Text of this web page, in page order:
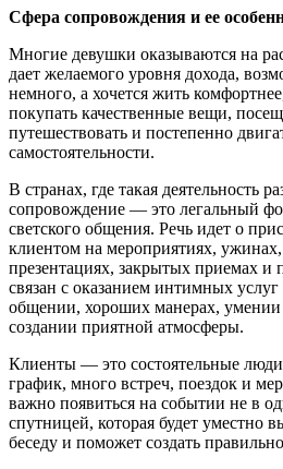
Сфера сопровождения и ее
Многие девушки оказываются на
дает желаемого уровня дохода,
немного, а хочется жить
покупать качественные вещи,
путешествовать и постепенно
самостоятельности.
В странах, где такая деятельность
сопровождение — это легальный
светского общения. Речь идет о
клиентом на мероприятиях,
презентациях, закрытых приемах и
связан с оказанием интимных услуг
общении, хороших манерах, умении
создании приятной атмосферы.
Клиенты — это состоятельные
график, много встреч, поездок и
важно появиться на событии не в
спутницей, которая будет уместно
беседу и поможет создать